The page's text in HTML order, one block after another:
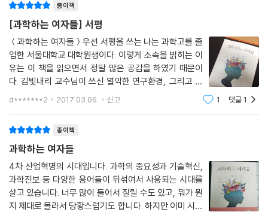
종이책
[과학하는 여자들] 서평
＜과학하는 여자들＞우선 서평을 쓰는 나는 과학고를 졸
업한 서울대학교 대학원생이다. 이렇게 소속을 밝히는 이
유는 이 책을 읽으면서 정말 많은 공감을 하였기 때문이
다. 김빛내리 교수님이 쓰신 열악한 연구환경, 그리고 박
문정 교수님의 교통사고가 나서도 실험을 하러 가는 열정
d*******2 2017.03.06. 신고 1 댓글1
종이책
과학하는 여자들
4차 산업혁명의 시대입니다. 과학의 중요성과 기술혁신,
과학진보 등 다양한 용어들이 뒤섞여서 사용되는 시대를
살고 있습니다. 너무 많이 들어서 질릴 수도 있고, 뭐가 뭔
지 제대로 몰라서 당황스럽기도 합니다. 하지만 이미 시대